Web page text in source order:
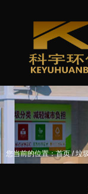
您当前的位置：首页/垃